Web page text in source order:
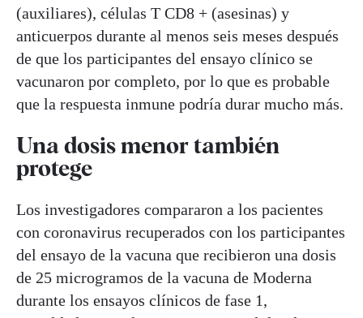
(auxiliares), células T CD8 + (asesinas) y
anticuerpos durante al menos seis meses después
de que los participantes del ensayo clínico se
vacunaron por completo, por lo que es probable
que la respuesta inmune podría durar mucho más.
Una dosis menor también
protege
Los investigadores compararon a los pacientes
con coronavirus recuperados con los participantes
del ensayo de la vacuna que recibieron una dosis
de 25 microgramos de la vacuna de Moderna
durante los ensayos clínicos de fase 1,